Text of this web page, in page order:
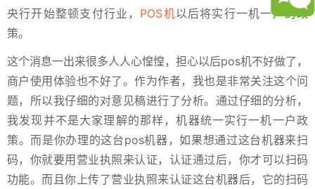
央行开始整顿支付行业， POS机以后将实行一机一户的政
策。
这个消息一出来很多人人心惶惶，担心以后pos机不好做了，
商户使用体验也不好了。作为作者，我也是非常关注这个问
题，所以我仔细的对意见稿进行了分析。通过仔细的分析，
我发现并不是大家理解的那样，机器统一实行一机一户政
策。而是你办理的这台pos机器，如果想通过这台机器来扫
码，你就要用营业执照来认证，认证通过后，你才可以扫码
功能。而且你上传了营业执照来认证这台机器后，它的扫码